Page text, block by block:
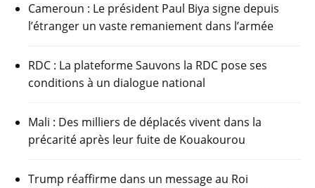
Cameroun : Le président Paul Biya signe depuis
l’étranger un vaste remaniement dans l’armée
RDC : La plateforme Sauvons la RDC pose ses
conditions à un dialogue national
Mali : Des milliers de déplacés vivent dans la
précarité après leur fuite de Kouakourou
Trump réaffirme dans un message au Roi